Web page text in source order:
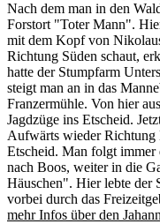
Nach dem man in den
Forstort "Toter Mann".
mit dem Kopf von
Richtung Süden schaut,
hatte der Stumpfarm
steigt man an in das
Franzermühle. Von hier
Jagdzüge ins Etscheid.
Aufwärts wieder Richtung
Etscheid. Man folgt
nach Boos, weiter in die
Häuschen". Hier lebte der
vorbei durch das
mehr Infos über den